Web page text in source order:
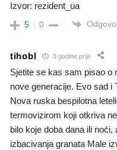
Izvor: rezident_ua
5 0
tihobl 3 godine prije
Sjetite se kas sam pisao o
nove generacije. Evo sad i
Nova ruska bespilotna
termovizirom koji otkriva
bilo koje doba dana ili
izbacivanja granata Male